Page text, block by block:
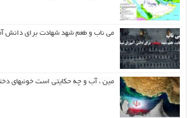
می ناب و طعم شهد شهادت برای دانش
مین ، آب و چه حکایتی است خونبهای